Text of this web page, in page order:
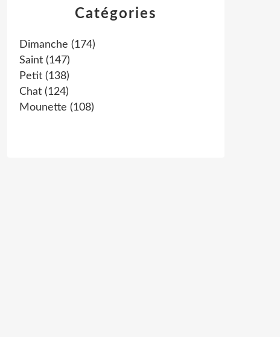
Catégories
Dimanche (174)
Saint (147)
Petit (138)
Chat (124)
Mounette (108)